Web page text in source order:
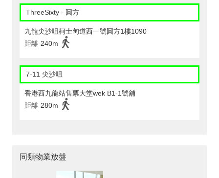
ThreeSixty - 圓方
九龍尖沙咀柯士甸道西一號圓方1樓1090
距離 240m
7-11 尖沙咀
香港西九龍站售票大堂wek B1-1號舖
距離 280m
同類物業放盤